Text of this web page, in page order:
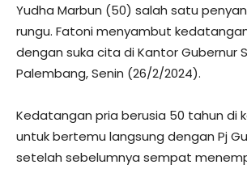
Yudha Marbun (50) salah satu
rungu. Fatoni menyambut
dengan suka cita di Kantor Gubernur
Palembang, Senin (26/2/2024).
Kedatangan pria berusia 50 tahun di
untuk bertemu langsung dengan Pj
setelah sebelumnya sempat